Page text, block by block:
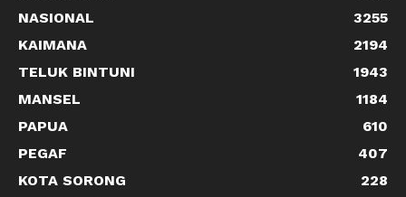
NASIONAL
3255
KAIMANA
2194
TELUK BINTUNI
1943
MANSEL
1184
PAPUA
610
PEGAF
407
KOTA SORONG
228